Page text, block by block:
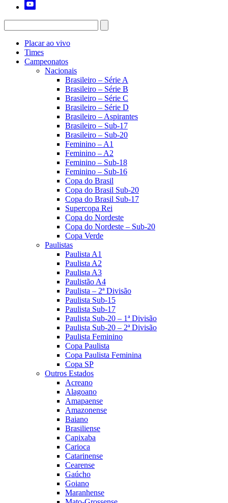
Placar ao vivo
Times
Campeonatos
Nacionais
Brasileiro – Série A
Brasileiro – Série B
Brasileiro – Série C
Brasileiro – Série D
Brasileiro – Aspirantes
Brasileiro – Sub-17
Brasileiro – Sub-20
Feminino – A1
Feminino – A2
Feminino – Sub-18
Feminino – Sub-16
Copa do Brasil
Copa do Brasil Sub-20
Copa do Brasil Sub-17
Supercopa Rei
Copa do Nordeste
Copa do Nordeste – Sub-20
Copa Verde
Paulistas
Paulista A1
Paulista A2
Paulista A3
Paulistão A4
Paulista – 2ª Divisão
Paulista Sub-15
Paulista Sub-17
Paulista Sub-20 – 1ª Divisão
Paulista Sub-20 – 2ª Divisão
Paulista Feminino
Copa Paulista
Copa Paulista Feminina
Copa SP
Outros Estados
Acreano
Alagoano
Amapaense
Amazonense
Baiano
Brasiliense
Capixaba
Carioca
Catarinense
Cearense
Gaúcho
Goiano
Maranhense